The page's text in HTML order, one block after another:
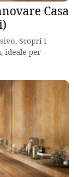
Casa
Scopri i
ideale per